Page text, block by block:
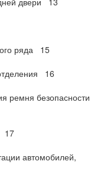
ряда 15
16
ремня безопасности
17
автомобилей,